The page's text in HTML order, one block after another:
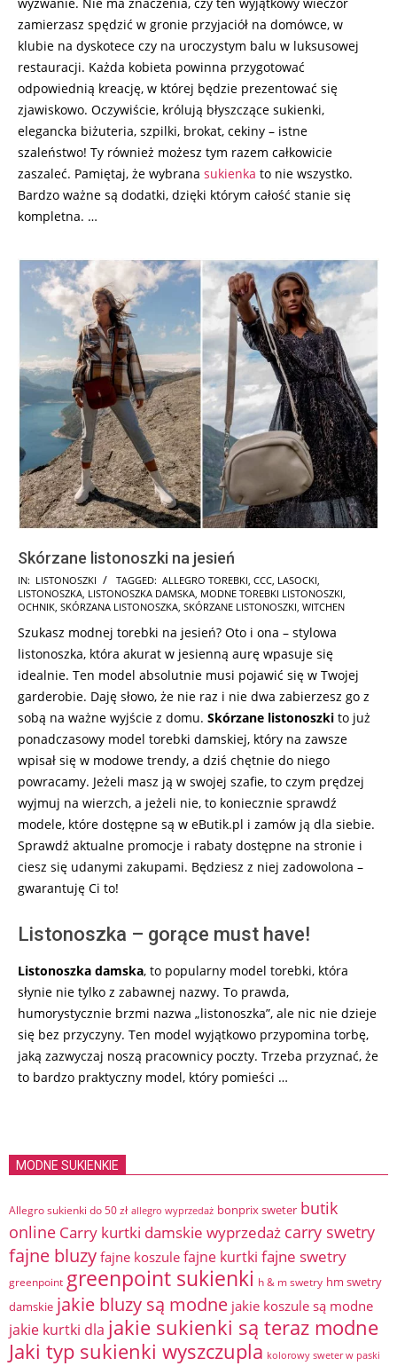
zamierzasz spędzić w gronie przyjaciół na domówce, w
klubie na dyskotece czy na uroczystym balu w luksusowej
restauracji. Każda kobieta powinna przygotować
odpowiednią kreację, w której będzie prezentować się
zjawiskowo. Oczywiście, królują błyszczące sukienki,
elegancka biżuteria, szpilki, brokat, cekiny – istne
szaleństwo! Ty również możesz tym razem całkowicie
zaszaleć. Pamiętaj, że wybrana sukienka to nie wszystko.
Bardzo ważne są dodatki, dzięki którym całość stanie się
kompletna. …
Skórzane listonoszki na jesień
2024-
11-
IN: LISTONOSZKI TAGGED: ALLEGRO TOREBKI CCC LASOCKI
LISTONOSZKA LISTONOSZKA DAMSKA MODNE TOREBKI LISTONOSZKI
OCHNIK SKÓRZANA LISTONOSZKA SKÓRZANE LISTONOSZKI WITCHEN
Szukasz modnej torebki na jesień? Oto i ona – stylowa
listonoszka, która akurat w jesienną aurę wpasuje się
idealnie. Ten model absolutnie musi pojawić się w Twojej
garderobie. Daję słowo, że nie raz i nie dwa zabierzesz go z
sobą na ważne wyjście z domu. Skórzane listonoszki to już
ponadczasowy model torebki damskiej, który na zawsze
wpisał się w modowe trendy, a dziś chętnie do niego
powracamy. Jeżeli masz ją w swojej szafie, to czym prędzej
wyjmuj na wierzch, a jeżeli nie, to koniecznie sprawdź
modele, które dostępne są w eButik.pl i zamów ją dla siebie.
Sprawdź aktualne promocje i rabaty dostępne na stronie i
ciesz się udanymi zakupami. Będziesz z niej zadowolona –
gwarantuję Ci to!
Listonoszka – gorące must have!
Listonoszka damska, to popularny model torebki, która
słynie nie tylko z zabawnej nazwy. To prawda,
humorystycznie brzmi nazwa „listonoszka”, ale nic nie dzieje
się bez przyczyny. Ten model wyjątkowo przypomina torbę,
jaką zazwyczaj noszą pracownicy poczty. Trzeba przyznać, że
to bardzo praktyczny model, który pomieści …
MODNE SUKIENKIE
Allegro sukienki do 50 zł allegro wyprzedaż bonprix sweter butik
online Carry kurtki damskie wyprzedaż carry swetry
fajne bluzy fajne koszule fajne kurtki fajne swetry
greenpoint greenpoint sukienki h & m swetry hm swetry
damskie jakie bluzy są modne jakie koszule są modne
jakie kurtki dla jakie sukienki są teraz modne
Jaki typ sukienki wyszczupla kolorowy sweter w paski